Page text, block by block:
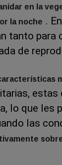
en la
la noche .
tanto para
de
lo que les
las